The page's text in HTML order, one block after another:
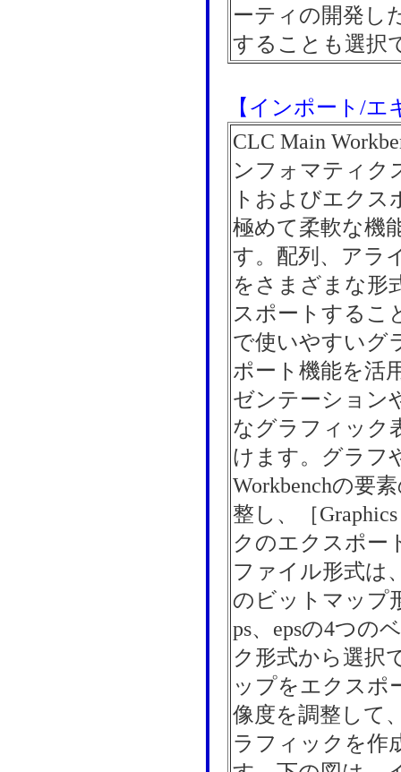
ーティの開発し
することも選択
【インポート/
CLC Main
ンフォマティク
トおよびエクス
極めて柔軟な機
す。配列、アラ
をさまざまな形
スポートするこ
で使いやすいグ
ポート機能を活
ゼンテーション
なグラフィック
けます。グラフ
Workbenchの要
整し、［
クのエクスポー
ファイル形式は
のビットマップ
ps、epsの4つの
ク形式から選択
ップをエクスポ
像度を調整して
ラフィックを作